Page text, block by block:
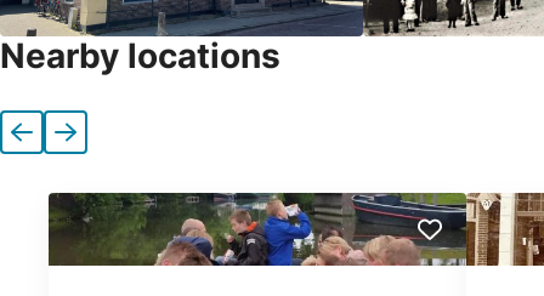
Nearby locations
Previous
Next